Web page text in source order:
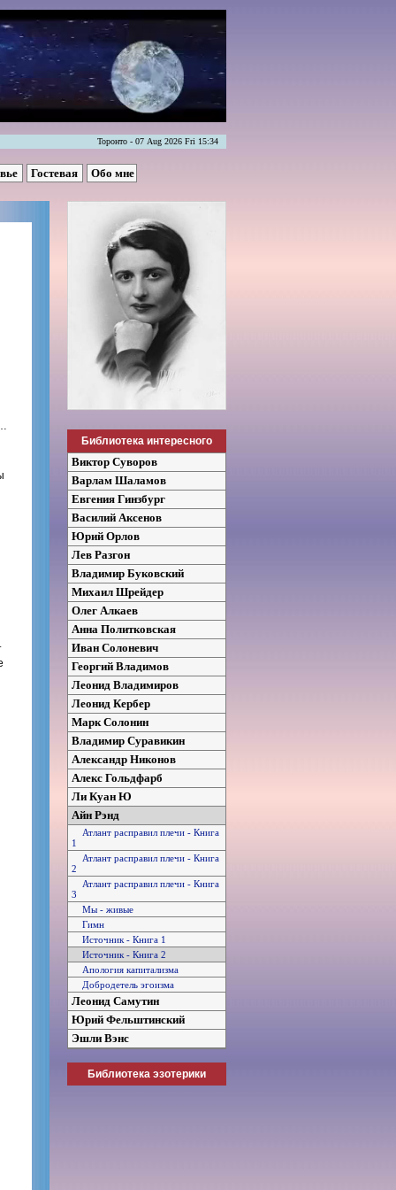
Торонто - 07 Aug 2026 Fri 15:34
Гостевая Обо мне
Библиотека интересного
Виктор Суворов
Варлам Шаламов
Евгения Гинзбург
Василий Аксенов
Юрий Орлов
Лев Разгон
Владимир Буковский
Михаил Шрейдер
Олег Алкаев
Анна Политковская
Иван Солоневич
Георгий Владимов
Леонид Владимиров
Леонид Кербер
Марк Солонин
Владимир Суравикин
Александр Никонов
Алекс Гольдфарб
Ли Куан Ю
Айн Рэнд
Атлант расправил плечи - Книга
1
Атлант расправил плечи - Книга
2
Атлант расправил плечи - Книга
3
Мы - живые
Гимн
Источник - Книга 1
Источник - Книга 2
Апология капитализма
Добродетель эгоизма
Леонид Самутин
Юрий Фельштинский
Эшли Вэнс
Библиотека эзотерики